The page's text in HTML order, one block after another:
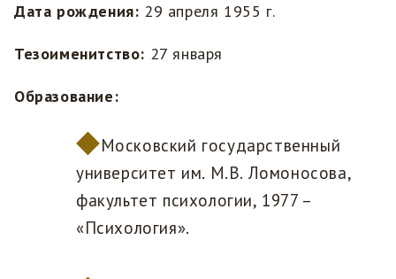
Дата рождения: 29 апреля 1955 г.
Тезоименитство: 27 января
Образование:
Московский государственный
университет им. М.В. Ломоносова,
факультет психологии, 1977 –
«Психология».